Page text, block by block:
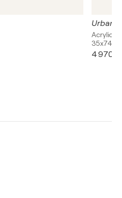
Urban
35x74in
4 970